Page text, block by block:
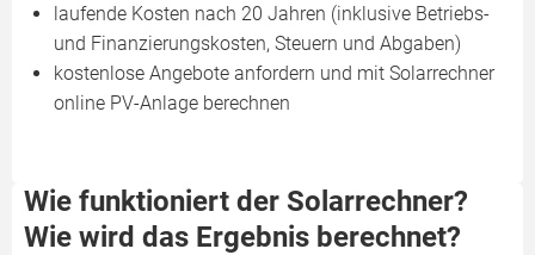
laufende Kosten nach 20 Jahren (inklusive Betriebs-
und Finanzierungskosten, Steuern und Abgaben)
kostenlose Angebote anfordern und mit Solarrechner
online PV-Anlage berechnen
Wie funktioniert der Solarrechner?
Wie wird das Ergebnis berechnet?